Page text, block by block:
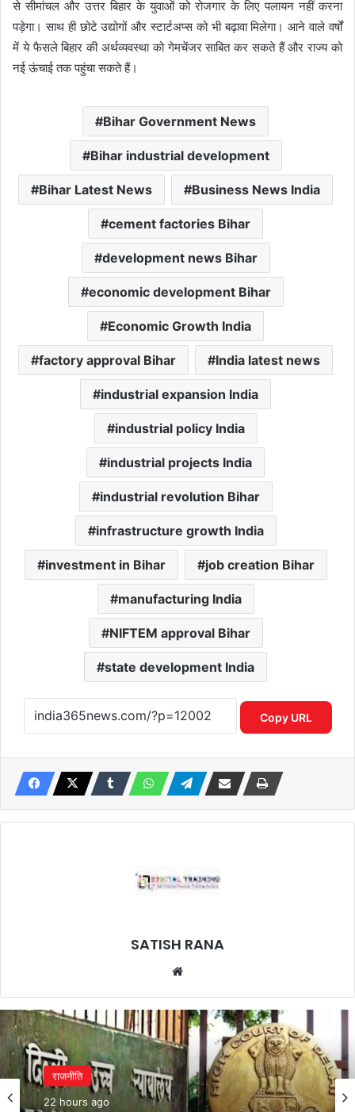
से सीमांचल और उत्तर बिहार के युवाओं को रोजगार के लिए पलायन नहीं करना
पड़ेगा। साथ ही छोटे उद्योगों और स्टार्टअप्स को भी बढ़ावा मिलेगा। आने वाले वर्षों
में ये फैसले बिहार की अर्थव्यवस्था को गेमचेंजर साबित कर सकते हैं और राज्य को
नई ऊंचाई तक पहुंचा सकते हैं।
Bihar Government News
Bihar industrial development
Bihar Latest News Business News India
cement factories Bihar
development news Bihar
economic development Bihar
Economic Growth India
factory approval Bihar India latest news
industrial expansion India
industrial policy India
industrial projects India
industrial revolution Bihar
infrastructure growth India
investment in Bihar job creation Bihar
manufacturing India
NIFTEM approval Bihar
state development India
Copy URL
SATISH RANA
राजनीति
22 hours ago